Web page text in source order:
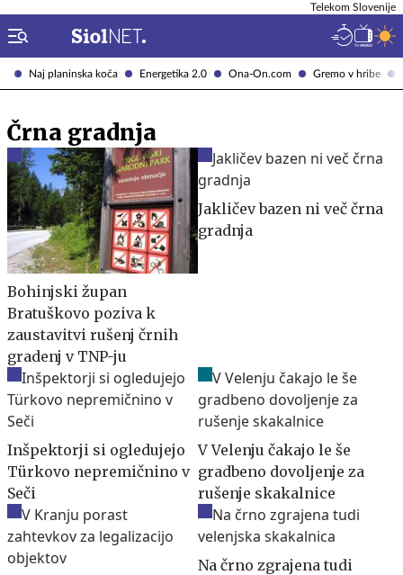
Naj planinska koča Energetika 2.0 Ona-On.com Gremo v hribe
Telekom Slovenije
Črna gradnja
Bohinjski župan
Bratuškovo poziva k
zaustavitvi rušenj črnih
gradenj v TNP-ju
Jakličev bazen ni več črna
gradnja
Inšpektorji si ogledujejo
Türkovo nepremičnino v
Seči
V Velenju čakajo le še
gradbeno dovoljenje za
rušenje skakalnice
Na črno zgrajena tudi